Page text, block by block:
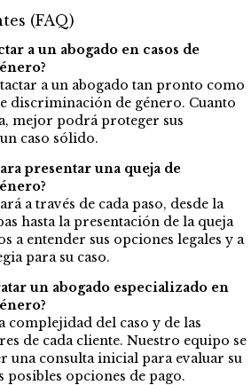
(FAQ)
a un abogado en casos de
a un abogado tan pronto como
discriminación de género. Cuanto
mejor podrá proteger sus
caso sólido.
presentar una queja de
a través de cada paso, desde la
hasta la presentación de la queja
a entender sus opciones legales y a
para su caso.
un abogado especializado en
complejidad del caso y de las
de cada cliente. Nuestro equipo se
una consulta inicial para evaluar su
posibles opciones de pago.